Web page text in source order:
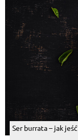
Ser burrata – jak